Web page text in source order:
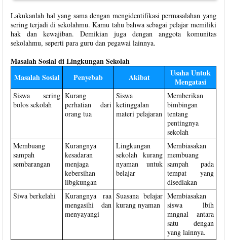
Lakukanlah hal yang sama dengan mengidentifikasi permasalahan yang
sering terjadi di sekolahmu. Kamu tahu bahwa sebagai pelajar memiliki
hak dan kewajiban. Demikian juga dengan anggota komunitas
sekolahmu, seperti para guru dan pegawai lainnya.
Masalah Sosial di Lingkungan Sekolah
Masalah Sosial
Penyebab Akibat
Usaha Untuk
Mengatasi
Siswa sering
bolos sekolah
Kurang
perhatian dari
orang tua
Siswa
ketinggalan
materi pelajaran
Memberikan
bimbingan
tentang
pentingnya
sekolah
Membuang
sampah
sembarangan
Kurangnya
kesadaran
menjaga
kebersihan
libgkungan
Lingkungan
sekolah kurang
nyaman untuk
belajar
Membiasakan
membuang
sampah pada
tempat yang
disediakan
Siwa berkelahi
Kurangnya raa
mengasihi dan
menyayangi
Suasana belajar
kurang nyaman
Membiasakan
siswa lbih
mngnal antara
satu dengan
yang lainnya.